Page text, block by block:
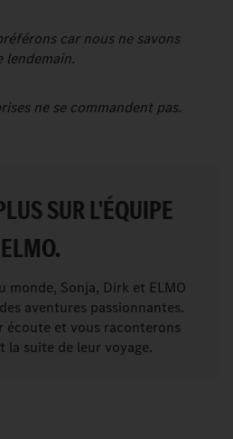
car nous ne savons
lendemain.
ne se commandent pas.
SUR L'ÉQUIPE
ELMO.
monde, Sonja, Dirk et ELMO
aventures passionnantes.
écoute et vous raconterons
la suite de leur voyage.